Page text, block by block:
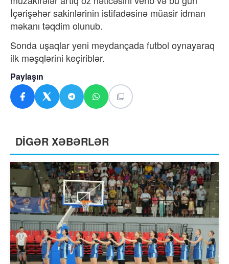
İçərişəhər sakinlərinin istifadəsinə müasir idman
məkanı təqdim olunub.
Sonda uşaqlar yeni meydançada futbol oynayaraq
ilk məşqlərini keçiriblər.
Paylaşın
DİGƏR XƏBƏRLƏR